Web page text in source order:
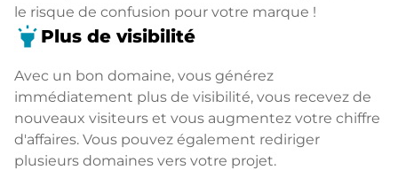
le risque de confusion pour votre marque !
highlight Plus de visibilité
Avec un bon domaine, vous générez
immédiatement plus de visibilité, vous recevez de
nouveaux visiteurs et vous augmentez votre chiffre
d'affaires. Vous pouvez également rediriger
plusieurs domaines vers votre projet.